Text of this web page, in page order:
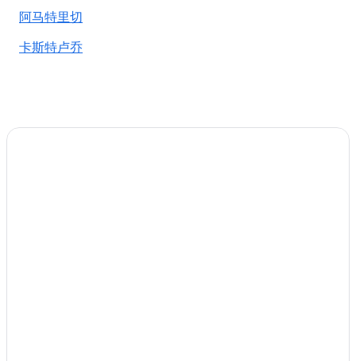
阿马特里切
卡斯特卢乔